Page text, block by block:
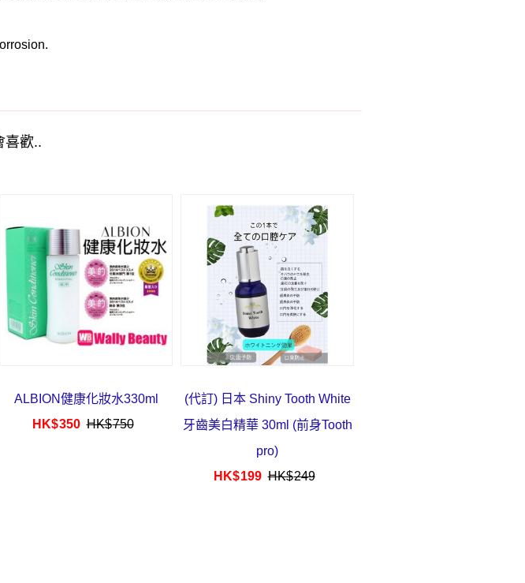
喜歡..
ALBION健康化妝水330ml
HK$350 HK$750
(代訂) 日本 Shiny Tooth White
牙齒美白精華 30ml (前身Tooth
pro)
HK$199 HK$249